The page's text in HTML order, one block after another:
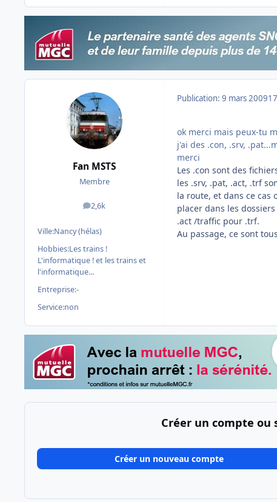
Fan MSTS
Membre
2,6k
messages
Ville:Nancy (hélas)
Hobbies:Les trains !
L'informatique ! et les trains et
l'informatique...
Entreprise:-
Service:non
Publication: 9 mars 2009
ok merci mais peux-tu
j'ai des .con, .srv,
merci
Les .con sont des
les .srv, .pat, .act, .trf
la route, et dans ce cas
placer dans les
.act /traffic pour .trf.
Au passage, ce sont
Créer un compte ou
Créer un nouveau compte